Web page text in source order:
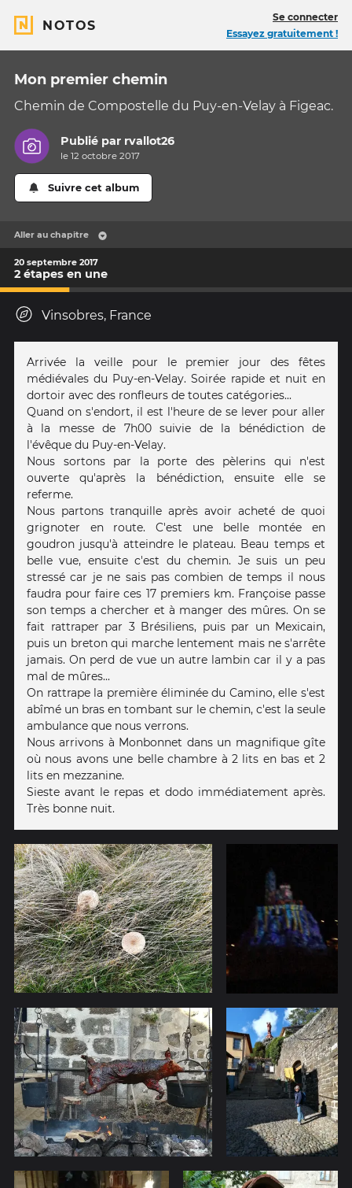
NOTOS
Se connecter
Essayez gratuitement !
Mon premier chemin
Chemin de Compostelle du Puy-en-Velay à Figeac.
Publié par rvallot26
le 12 octobre 2017
Suivre cet album
Aller au chapitre
20 septembre 2017
2 étapes en une
Vinsobres, France
Arrivée la veille pour le premier jour des fêtes
médiévales du Puy-en-Velay. Soirée rapide et nuit en
dortoir avec des ronfleurs de toutes catégories...
Quand on s'endort, il est l'heure de se lever pour aller
à la messe de 7h00 suivie de la bénédiction de
l'évêque du Puy-en-Velay.
Nous sortons par la porte des pèlerins qui n'est
ouverte qu'après la bénédiction, ensuite elle se
referme.
Nous partons tranquille après avoir acheté de quoi
grignoter en route. C'est une belle montée en
goudron jusqu'à atteindre le plateau. Beau temps et
belle vue, ensuite c'est du chemin. Je suis un peu
stressé car je ne sais pas combien de temps il nous
faudra pour faire ces 17 premiers km. Françoise passe
son temps a chercher et à manger des mûres. On se
fait rattraper par 3 Brésiliens, puis par un Mexicain,
puis un breton qui marche lentement mais ne s'arrête
jamais. On perd de vue un autre lambin car il y a pas
mal de mûres...
On rattrape la première éliminée du Camino, elle s'est
abîmé un bras en tombant sur le chemin, c'est la seule
ambulance que nous verrons.
Nous arrivons à Monbonnet dans un magnifique gîte
où nous avons une belle chambre à 2 lits en bas et 2
lits en mezzanine.
Sieste avant le repas et dodo immédiatement après.
Très bonne nuit.